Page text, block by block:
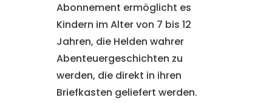
Abonnement ermöglicht es
Kindern im Alter von 7 bis 12
Jahren, die Helden wahrer
Abenteuergeschichten zu
werden, die direkt in ihren
Briefkasten geliefert werden.